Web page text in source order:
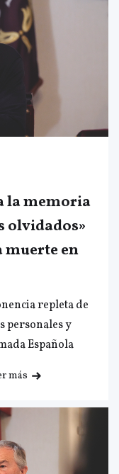
la memoria
olvidados»
muerte en
repleta de
personales y
Española
más